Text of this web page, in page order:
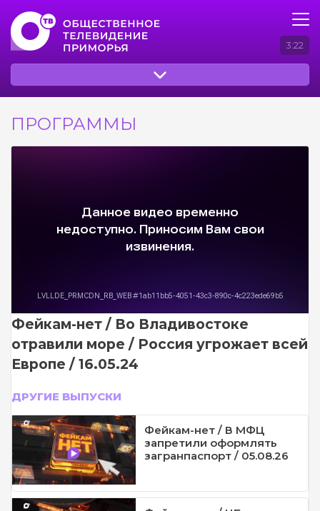
3:22
ПРОГРАММЫ
Фейкам-нет / Во Владивостоке
отравили море / Россия угрожает всей
Европе / 16.05.24
ДРУГИЕ ВЫПУСКИ
Фейкам-нет / В МФЦ
запретили оформлять
загранпаспорт / 05.08.26